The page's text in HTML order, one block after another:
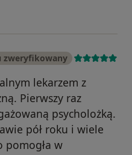
zweryfikowany
lekarzem z
Pierwszy raz
psycholożką.
pół roku i wiele
pomogła w